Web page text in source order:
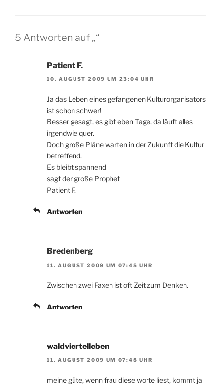
5 Antworten auf „“
Patient F.
10. AUGUST 2009 UM 23:04 UHR
Ja das Leben eines gefangenen Kulturorganisators
ist schon schwer!
Besser gesagt, es gibt eben Tage, da läuft alles
irgendwie quer.
Doch große Pläne warten in der Zukunft die Kultur
betreffend.
Es bleibt spannend
sagt der große Prophet
Patient F.
Antworten
Bredenberg
11. AUGUST 2009 UM 07:45 UHR
Zwischen zwei Faxen ist oft Zeit zum Denken.
Antworten
waldviertelleben
11. AUGUST 2009 UM 07:48 UHR
meine güte, wenn frau diese worte liest, kommt ja